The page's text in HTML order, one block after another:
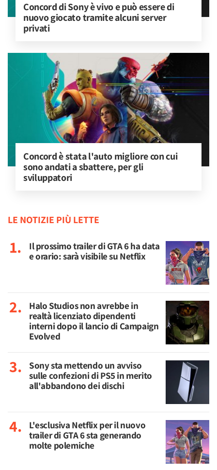
Concord di Sony è vivo e può essere di
nuovo giocato tramite alcuni server
privati
Concord è stata l'auto migliore con cui
sono andati a sbattere, per gli
sviluppatori
LE NOTIZIE PIÙ LETTE
Il prossimo trailer di GTA 6 ha data
e orario: sarà visibile su Netflix
Halo Studios non avrebbe in
realtà licenziato dipendenti
interni dopo il lancio di Campaign
Evolved
Sony sta mettendo un avviso
sulle confezioni di PS5 in merito
all'abbandono dei dischi
L'esclusiva Netflix per il nuovo
trailer di GTA 6 sta generando
molte polemiche